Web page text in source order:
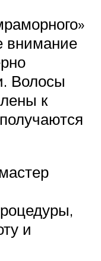
внимание
Волосы
к
и